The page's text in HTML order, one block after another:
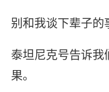
别和我谈下辈子的
泰坦尼克号告诉
果。